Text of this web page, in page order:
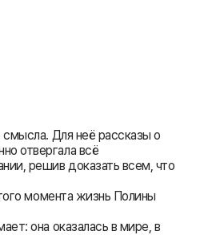
Для неё рассказы о
отвергала всё
решив доказать всем, что
момента жизнь Полины
она оказалась в мире, в